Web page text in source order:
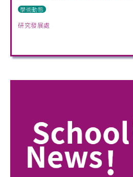
學術動態
研究發展處